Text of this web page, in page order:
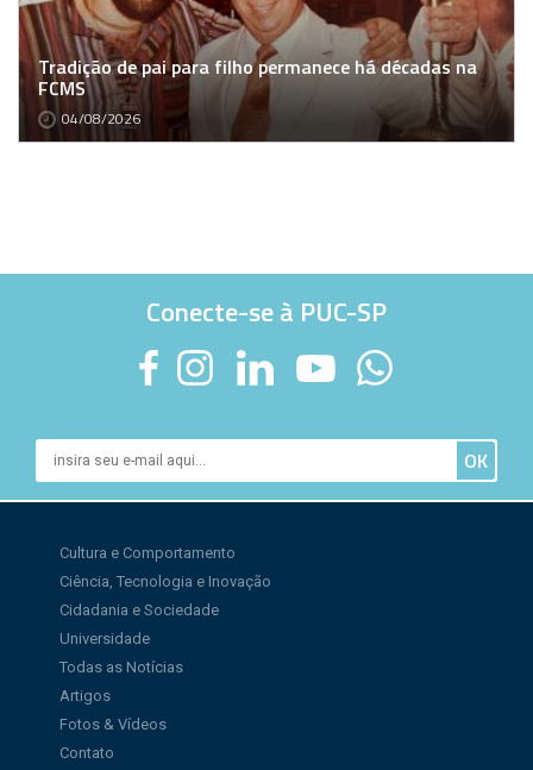
Tradição de pai para filho permanece há décadas na
FCMS
04/08/2026
Conecte-se à PUC-SP
Cultura e Comportamento
Ciência, Tecnologia e Inovação
Cidadania e Sociedade
Universidade
Todas as Notícias
Artigos
Fotos & Vídeos
Contato